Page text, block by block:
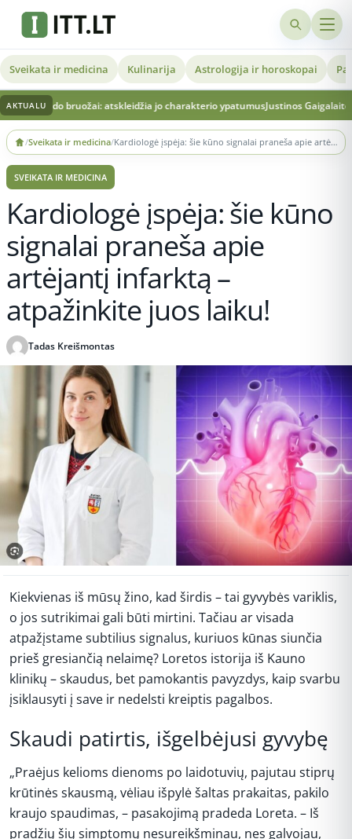
Sveikata ir medicina Kulinarija Astrologija ir horoskopai
AKTUALU
bruožai: atskleidžia jo charakterio ypatumusJustinos Gaigalaitės kūno
Skip
to
content
/Sveikata ir medicina/ Kardiologė įspėja: šie kūno signalai praneša apie artėjantį infarktą – atpažinkite juos laiku!
SVEIKATA IR MEDICINA
Kardiologė įspėja: šie kūno
signalai praneša apie
artėjantį infarktą –
atpažinkite juos laiku!
Tadas Kreišmontas
Kiekvienas iš mūsų žino, kad širdis – tai gyvybės variklis,
o jos sutrikimai gali būti mirtini. Tačiau ar visada
atpažįstame subtilius signalus, kuriuos kūnas siunčia
prieš gresiančią nelaimę? Loretos istorija iš Kauno
klinikų – skaudus, bet pamokantis pavyzdys, kaip svarbu
įsiklausyti į save ir nedelsti kreiptis pagalbos.
Skaudi patirtis, išgelbėjusi gyvybę
„Praėjus kelioms dienoms po laidotuvių, pajutau stiprų
krūtinės skausmą, vėliau išpylė šaltas prakaitas, pakilo
kraujo spaudimas, – pasakojimą pradeda Loreta. – Iš
pradžių šių simptomų nesureikšminau, nes galvojau,